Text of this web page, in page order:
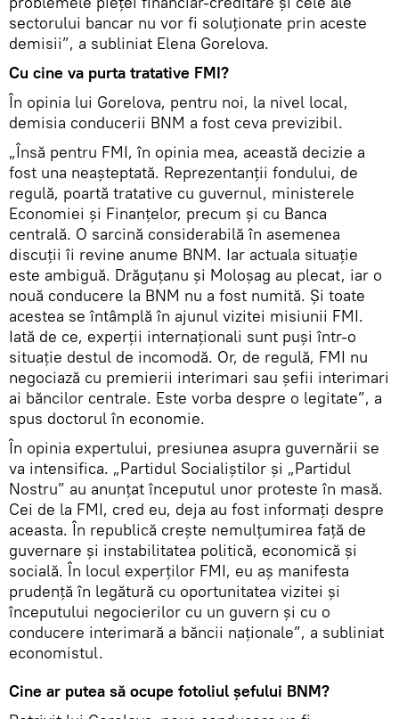
sectorului bancar nu vor fi soluţionate prin aceste
demisii”, a subliniat Elena Gorelova.
Cu cine va purta tratative FMI?
În opinia lui Gorelova, pentru noi, la nivel local,
demisia conducerii BNM a fost ceva previzibil.
„Însă pentru FMI, în opinia mea, această decizie a
fost una neaşteptată. Reprezentanţii fondului, de
regulă, poartă tratative cu guvernul, ministerele
Economiei şi Finanţelor, precum şi cu Banca
centrală. O sarcină considerabilă în asemenea
discuţii îi revine anume BNM. Iar actuala situaţie
este ambiguă. Drăguţanu şi Moloşag au plecat, iar o
nouă conducere la BNM nu a fost numită. Şi toate
acestea se întâmplă în ajunul vizitei misiunii FMI.
Iată de ce, experţii internaţionali sunt puşi într-o
situaţie destul de incomodă. Or, de regulă, FMI nu
negociază cu premierii interimari sau şefii interimari
ai băncilor centrale. Este vorba despre o legitate”, a
spus doctorul în economie.
În opinia expertului, presiunea asupra guvernării se
va intensifica. „Partidul Socialiştilor şi „Partidul
Nostru” au anunţat începutul unor proteste în masă.
Cei de la FMI, cred eu, deja au fost informaţi despre
aceasta. În republică creşte nemulţumirea faţă de
guvernare şi instabilitatea politică, economică şi
socială. În locul experţilor FMI, eu aş manifesta
prudenţă în legătură cu oportunitatea vizitei şi
începutului negocierilor cu un guvern şi cu o
conducere interimară a băncii naţionale”, a subliniat
economistul.
Cine ar putea să ocupe fotoliul şefului BNM?